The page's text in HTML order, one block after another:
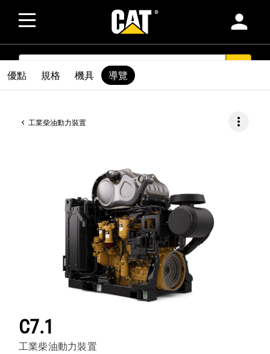
person
SEARCH
工業柴油動力裝置 more_vert
C7.1
工業柴油動力裝置
優點 規格 機具 導覽